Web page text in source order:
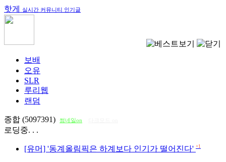
핫게 실시간 커뮤니티 인기글
보배
오유
SLR
루리웹
랜덤
종합 (5097391) 썸네일on
로딩중. . .
[유머] '동계올림픽은 하계보다 인기가 떨어진다' +1